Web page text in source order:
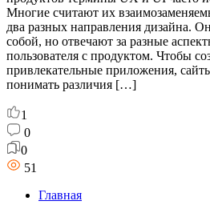
Многие считают их
два разных направления дизайна.
собой, но отвечают за разные
пользователя с продуктом. Чтобы
привлекательные приложения,
понимать различия […]
1
0
0
51
Главная